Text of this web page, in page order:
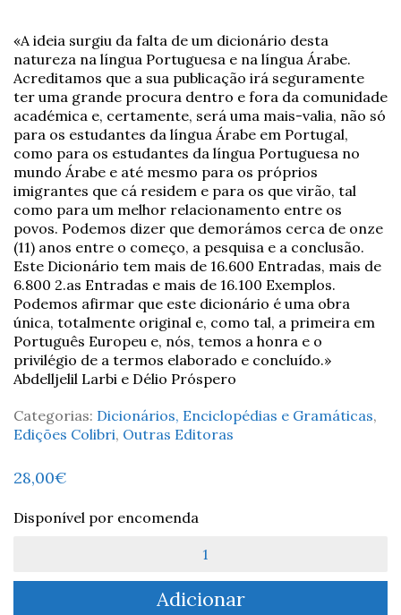
«A ideia surgiu da falta de um dicionário desta
natureza na língua Portuguesa e na língua Árabe.
Acreditamos que a sua publicação irá seguramente
ter uma grande procura dentro e fora da comunidade
académica e, certamente, será uma mais-valia, não só
para os estudantes da língua Árabe em Portugal,
como para os estudantes da língua Portuguesa no
mundo Árabe e até mesmo para os próprios
imigrantes que cá residem e para os que virão, tal
como para um melhor relacionamento entre os
povos. Podemos dizer que demorámos cerca de onze
(11) anos entre o começo, a pesquisa e a conclusão.
Este Dicionário tem mais de 16.600 Entradas, mais de
6.800 2.as Entradas e mais de 16.100 Exemplos.
Podemos afirmar que este dicionário é uma obra
única, totalmente original e, como tal, a primeira em
Português Europeu e, nós, temos a honra e o
privilégio de a termos elaborado e concluído.»
Abdelljelil Larbi e Délio Próspero
Categorias: Dicionários, Enciclopédias e Gramáticas,
Edições Colibri, Outras Editoras
28,00€
Disponível por encomenda
Dicionário
Adicionar